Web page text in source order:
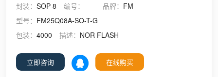
封装：SOP-8 编号： 品牌： FM
型号： FM25Q08A-SO-T-G
包装：4000 描述： NOR FLASH
立即咨询 在线购买